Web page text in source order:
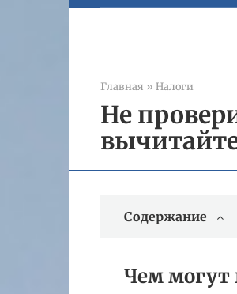
Главная » Налоги
Не
Содержание
Чем могут